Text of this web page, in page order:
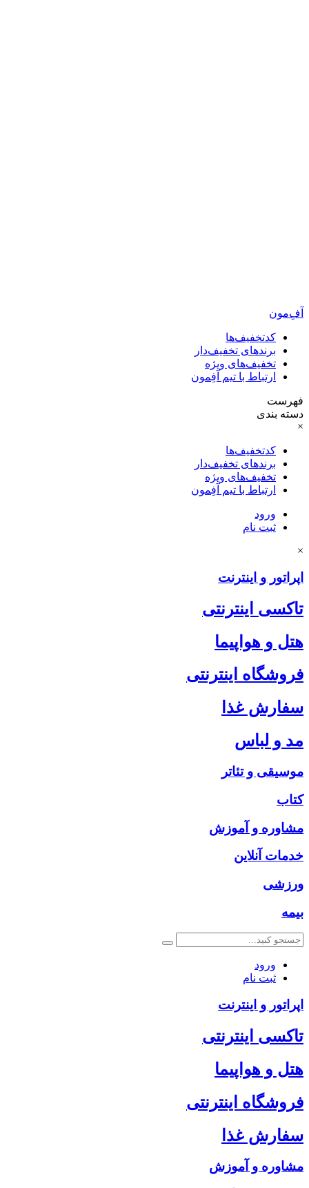
آفِ‌مون
کدتخفیف‌ها
برندهای تخفیف‌دار
تخفیف‌های ویژه
ارتباط با تیم آفِمون
فهرست
دسته بندی
×
کدتخفیف‌ها
برندهای تخفیف‌دار
تخفیف‌های ویژه
ارتباط با تیم آفِمون
ورود
ثبت نام
×
اپراتور و اینترنت
تاکسی اینترنتی
هتل و هواپیما
فروشگاه اینترنتی
سفارش غذا
مد و لباس
موسیقی و تئاتر
کتاب
مشاوره و آموزش
خدمات آنلاین
ورزشی
بیمه
ورود
ثبت نام
اپراتور و اینترنت
تاکسی اینترنتی
هتل و هواپیما
فروشگاه اینترنتی
سفارش غذا
مشاوره و آموزش